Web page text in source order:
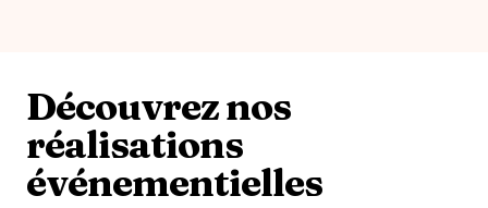
Découvrez nos
réalisations
événementielles